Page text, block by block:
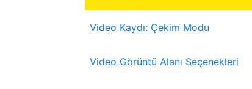
Video Kaydı: Çekim Modu
Video Görüntü Alanı Seçenekleri